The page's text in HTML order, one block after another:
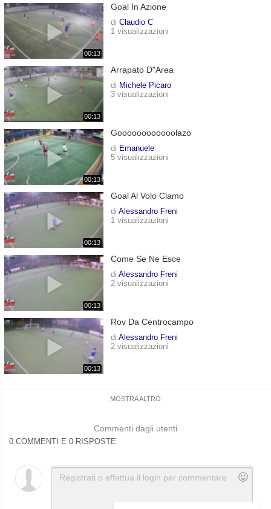
00:13
Goal In Azione
di Claudio C
1 visualizzazioni
00:13
Arrapato D"area
di Michele Picaro
3 visualizzazioni
00:13
Goooooooooooolazo
di Emanuele
5 visualizzazioni
00:13
Goal Al Volo Clamo
di Alessandro Freni
1 visualizzazioni
00:13
Come Se Ne Esce
di Alessandro Freni
2 visualizzazioni
00:13
Rov Da Centrocampo
di Alessandro Freni
2 visualizzazioni
MOSTRA ALTRO
Commenti dagli utenti
0 COMMENTI E 0 RISPOSTE